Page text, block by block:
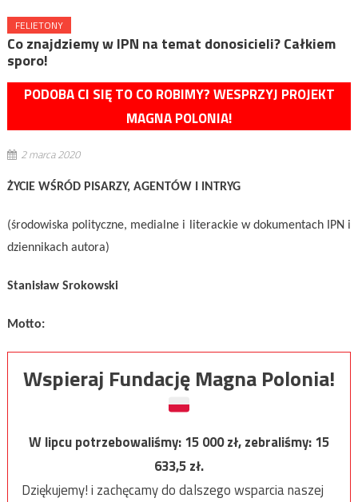
FELIETONY
Co znajdziemy w IPN na temat donosicieli? Całkiem
sporo!
PODOBA CI SIĘ TO CO ROBIMY? WESPRZYJ PROJEKT
MAGNA POLONIA!
2 marca 2020
ŻYCIE WŚRÓD PISARZY, AGENTÓW I INTRYG
(środowiska polityczne, medialne i literackie w dokumentach IPN i
dziennikach autora)
Stanisław Srokowski
Motto:
Wspieraj Fundację Magna Polonia!
W lipcu potrzebowaliśmy:15 000zł, zebraliśmy:15
633,5zł.
Dziękujemy! i zachęcamy do dalszego wsparcia naszej